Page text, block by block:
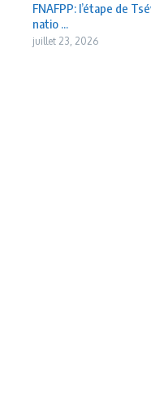
FNAFPP: l’étape de
natio ...
juillet 23, 2026